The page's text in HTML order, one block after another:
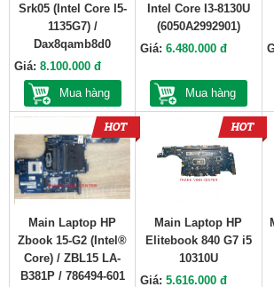
Srk05 (Intel Core I5-
1135G7) /
Dax8qamb8d0
Giá: 8.100.000 đ
Mua hàng
Intel Core I3-8130U
(6050A2992901)
Giá:6.480.000 đ
Mua hàng
Main Laptop HP
Zbook 15-G2 (Intel®
Core) / ZBL15 LA-
B381P / 786494-601
Main Laptop HP
Elitebook 840 G7 i5
10310U
Giá:5.616.000 đ